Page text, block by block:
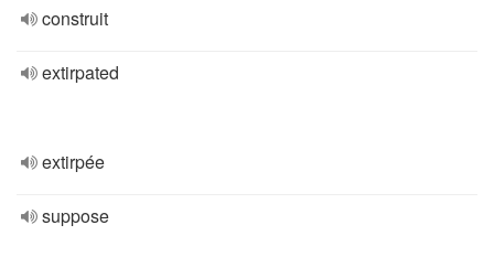
construit
extirpated
extirpée
suppose